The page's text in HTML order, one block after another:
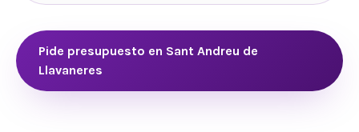
Pide presupuesto en Sant Andreu de
Llavaneres